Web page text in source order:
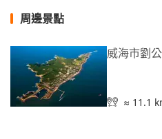
周邊景點
威海市劉
≈ 11.1